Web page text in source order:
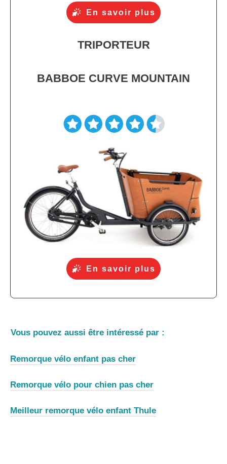
En savoir plus
TRIPORTEUR
BABBOE CURVE MOUNTAIN
En savoir plus
Vous pouvez aussi être intéressé par :
Remorque vélo enfant pas cher
Remorque vélo pour chien pas cher
Meilleur remorque vélo enfant Thule